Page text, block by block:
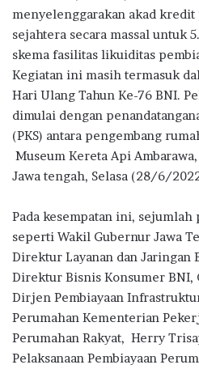
b
o
o
k
te
r
s
A
p
p
g
ra
m
menyelenggarakan akad
sejahtera secara massal untuk
skema fasilitas likuiditas
Kegiatan ini masih termasuk
Hari Ulang Tahun Ke-76 BNI.
dimulai dengan
(PKS) antara pengembang
Museum Kereta Api
Jawa tengah, Selasa (28/6/
Pada kesempatan ini, sejumlah
seperti Wakil Gubernur Jawa
Direktur Layanan dan Jaringan
Direktur Bisnis Konsumer BNI,
Dirjen Pembiayaan
Perumahan Kementerian
Perumahan Rakyat, Herry
Pelaksanaan Pembiayaan